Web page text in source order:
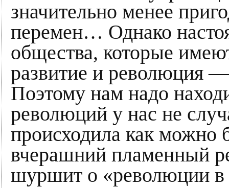
значительно менее
перемен… Однако
общества, которые
развитие и революция
Поэтому нам надо
революций у нас не
происходила как можно
вчерашний пламенный
шуршит о «революции в